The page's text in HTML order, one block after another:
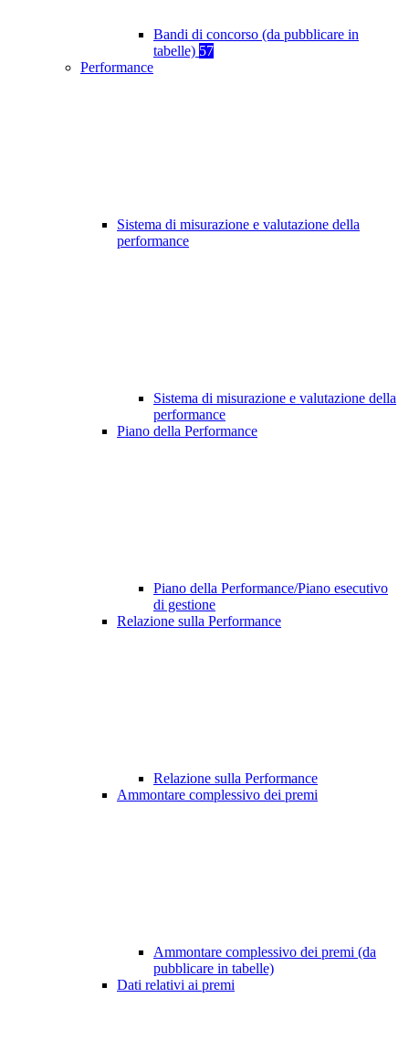
Bandi di concorso (da pubblicare in
tabelle) 57
Performance
Sistema di misurazione e valutazione della
performance
Sistema di misurazione e valutazione della
performance
Piano della Performance
Piano della Performance/Piano esecutivo
di gestione
Relazione sulla Performance
Relazione sulla Performance
Ammontare complessivo dei premi
Ammontare complessivo dei premi (da
pubblicare in tabelle)
Dati relativi ai premi